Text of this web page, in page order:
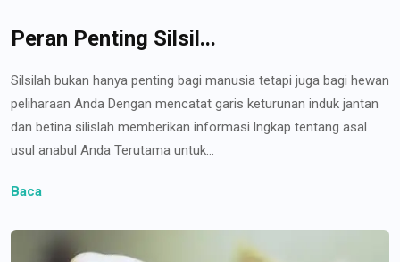
Peran Penting Silsil...
Silsilah bukan hanya penting bagi manusia tetapi juga bagi hewan
peliharaan Anda Dengan mencatat garis keturunan induk jantan
dan betina silislah memberikan informasi lngkap tentang asal
usul anabul Anda Terutama untuk...
Baca